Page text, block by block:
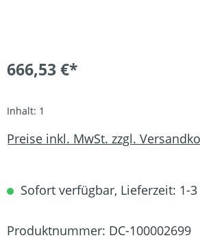
666,53 €*
Inhalt: 1
Preise inkl. MwSt. zzgl.
Sofort verfügbar, Lieferzeit: 1-3
Produktnummer: DC-100002699